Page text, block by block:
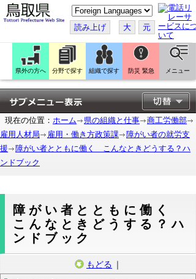
こ
の
ペ
ー
ジ
翻
訳
す
る
読み上げ 大 元
県外の方へ 分野で探す 組織で探す 防災 緊急 メニュー
現在の位置： ホーム 県の組織と仕事
商工労働部
雇用人材局
雇用・働き方政策課
障がい者の就労支
援
障がい者とともに働く こんなときどうする？ハ
ンドブック
障がい者とともに働く
こんなときどうする？ハ
ンドブック
もどる ｜